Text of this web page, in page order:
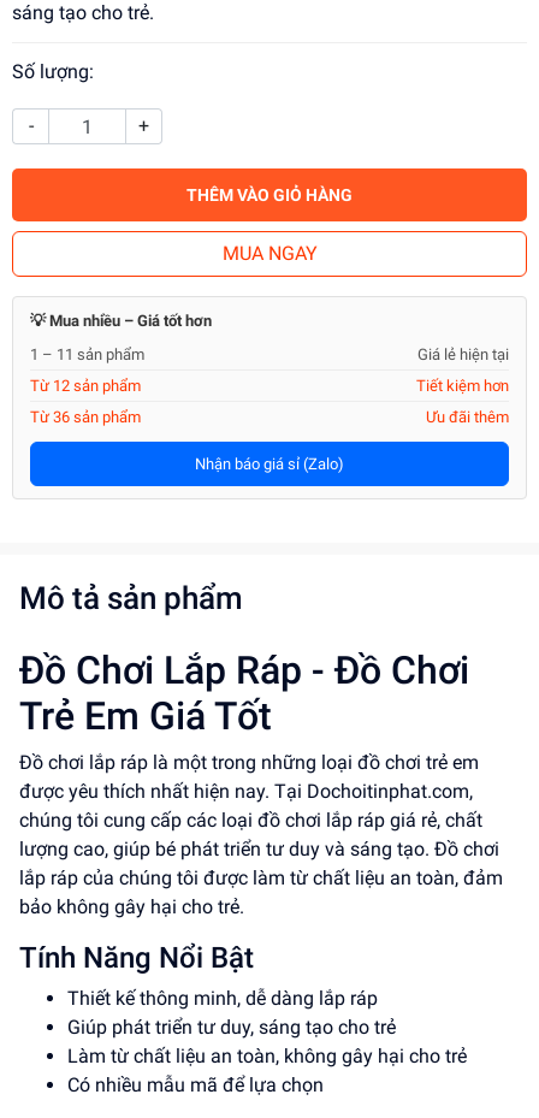
sáng tạo cho trẻ.
Số lượng:
- +
THÊM VÀO GIỎ HÀNG
MUA NGAY
💡 Mua nhiều – Giá tốt hơn
1 – 11 sản phẩm
Giá lẻ hiện tại
Từ 12 sản phẩm
Tiết kiệm hơn
Từ 36 sản phẩm
Ưu đãi thêm
Nhận báo giá sỉ (Zalo)
Mô tả sản phẩm
Đồ Chơi Lắp Ráp - Đồ Chơi
Trẻ Em Giá Tốt
Đồ chơi lắp ráp là một trong những loại đồ chơi trẻ em
được yêu thích nhất hiện nay. Tại Dochoitinphat.com,
chúng tôi cung cấp các loại đồ chơi lắp ráp giá rẻ, chất
lượng cao, giúp bé phát triển tư duy và sáng tạo. Đồ chơi
lắp ráp của chúng tôi được làm từ chất liệu an toàn, đảm
bảo không gây hại cho trẻ.
Tính Năng Nổi Bật
Thiết kế thông minh, dễ dàng lắp ráp
Giúp phát triển tư duy, sáng tạo cho trẻ
Làm từ chất liệu an toàn, không gây hại cho trẻ
Có nhiều mẫu mã để lựa chọn